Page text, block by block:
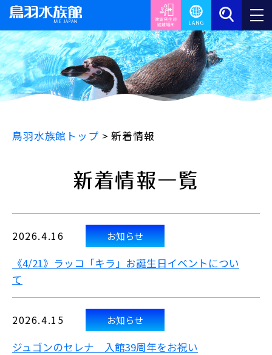
鳥羽水族館トップ >新着情報
新着情報一覧
2026.4.16 お知らせ
《4/21》ラッコ「キラ」お誕生日イベントについ
て
2026.4.15 お知らせ
ジュゴンのセレナ 入館39周年をお祝い